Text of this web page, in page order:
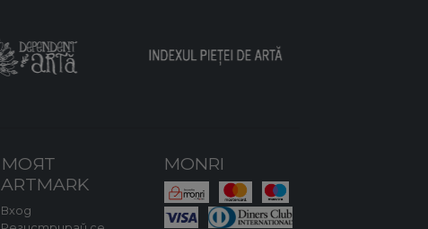
МОЯТ
ARTMARK
Вход
MONRI